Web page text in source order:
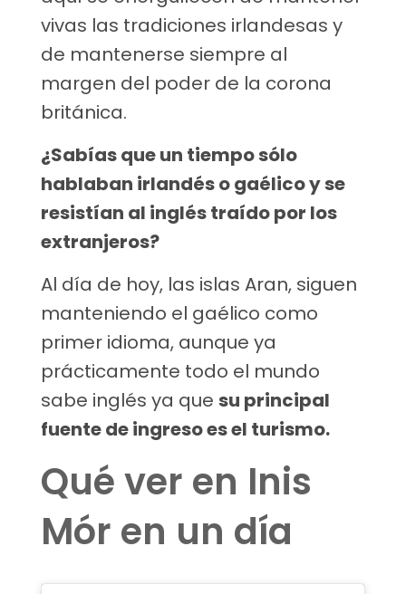
vivas las tradiciones irlandesas y
de mantenerse siempre al
margen del poder de la corona
británica.
¿Sabías que un tiempo sólo
hablaban irlandés o gaélico y se
resistían al inglés traído por los
extranjeros?
Al día de hoy, las islas Aran, siguen
manteniendo el gaélico como
primer idioma, aunque ya
prácticamente todo el mundo
sabe inglés ya que su principal
fuente de ingreso es el turismo.
Qué ver en Inis
Mór en un día